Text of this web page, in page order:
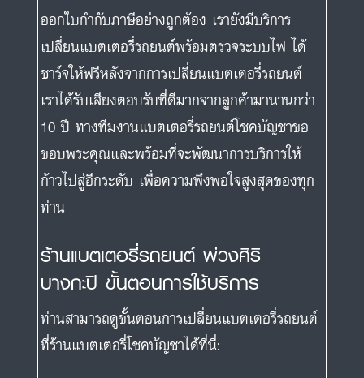
ออกใบกำกับภาษีอย่างถูกต้อง เรายังมีบริการ
เปลี่ยนแบตเตอรี่รถยนต์พร้อมตรวจระบบไฟ ได้
ชาร์จให้ฟรีหลังจากการเปลี่ยนแบตเตอรี่รถยนต์
เราได้รับเสียงตอบรับที่ดีมากจากลูกค้ามานานกว่า
10 ปี ทางทีมงานแบตเตอรี่รถยนต์โชคบัญชาขอ
ขอบพระคุณและพร้อมที่จะพัฒนาการบริการให้
ก้าวไปสู่อีกระดับ เพื่อความพึงพอใจสูงสุดของทุก
ท่าน
ร้านแบตเตอรี่รถยนต์ พ่วงศิริ
บางกะปิ ขั้นตอนการใช้บริการ
ท่านสามารถดูขั้นตอนการเปลี่ยนแบตเตอรี่รถยนต์
ที่ร้านแบตเตอรี่โชคบัญชาได้ที่นี่: